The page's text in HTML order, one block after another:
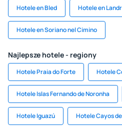
Hotele en Bled Hotele en
Hotele en Soriano nel Cimino
Najlepsze hotele - regiony
Hotele Praia do Forte Hotele
Hotele Islas Fernando de Noronha
Hotele Iguazú Hotele Cayos